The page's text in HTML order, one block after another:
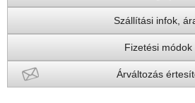
Szállítási infok,
Fizetési módok
Árváltozás